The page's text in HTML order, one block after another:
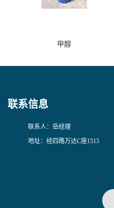
甲醇
联系信息
联系人：岳经理
地址：经四路万达C座1515